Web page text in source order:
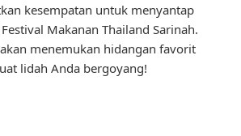
kesempatan untuk menyantap
Makanan Thailand Sarinah.
menemukan hidangan favorit
lidah Anda bergoyang!